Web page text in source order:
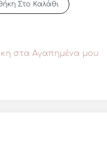
Στο Καλάθι
στα Αγαπημένα μου